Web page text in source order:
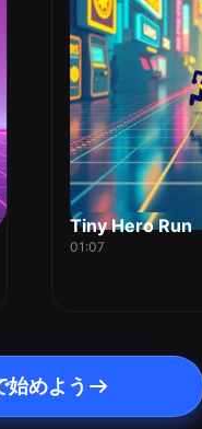
Tiny Hero Run
01:07
始めよう